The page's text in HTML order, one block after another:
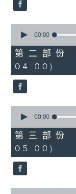
seconds
56
minutes,
10
seconds
00:00
第二部
04:00)
seconds
56
minutes,
9
seconds
00:00
第三部
05:00)